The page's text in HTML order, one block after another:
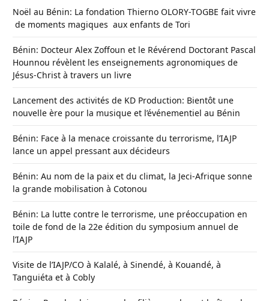
Noël au Bénin: La fondation Thierno OLORY-TOGBE fait vivre
de moments magiques aux enfants de Tori
Bénin: Docteur Alex Zoffoun et le Révérend Doctorant Pascal
Hounnou révèlent les enseignements agronomiques de
Jésus-Christ à travers un livre
Lancement des activités de KD Production: Bientôt une
nouvelle ère pour la musique et l’événementiel au Bénin
Bénin: Face à la menace croissante du terrorisme, l’IAJP
lance un appel pressant aux décideurs
Bénin: Au nom de la paix et du climat, la Jeci-Afrique sonne
la grande mobilisation à Cotonou
Bénin: La lutte contre le terrorisme, une préoccupation en
toile de fond de la 22e édition du symposium annuel de
l’IAJP
Visite de l’IAJP/CO à Kalalé, à Sinendé, à Kouandé, à
Tanguiéta et à Cobly